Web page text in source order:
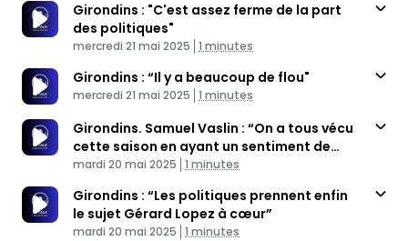
Girondins : "C'est assez ferme de la part
des politiques"
Published At
mercredi 21 mai 2025 Time
1 minutes
Girondins : “Il y a beaucoup de flou"
Published At
mercredi 21 mai 2025 Time
1 minutes
Girondins. Samuel Vaslin : “On a tous vécu
cette saison en ayant un sentiment de
déjà vu”
Published At
mardi 20 mai 2025 Time
1 minutes
Girondins : “Les politiques prennent enfin
le sujet Gérard Lopez à cœur”
Published At
mardi 20 mai 2025 Time
1 minutes